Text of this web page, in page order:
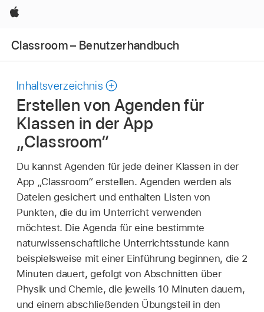
Apple
Classroom – Benutzerhandbuch
Inhaltsverzeichnis
Erstellen von Agenden für
Klassen in der App
„Classroom“
Du kannst Agenden für jede deiner Klassen in der
App „Classroom“ erstellen. Agenden werden als
Dateien gesichert und enthalten Listen von
Punkten, die du im Unterricht verwenden
möchtest. Die Agenda für eine bestimmte
naturwissenschaftliche Unterrichtsstunde kann
beispielsweise mit einer Einführung beginnen, die 2
Minuten dauert, gefolgt von Abschnitten über
Physik und Chemie, die jeweils 10 Minuten dauern,
und einem abschließenden Übungsteil in den